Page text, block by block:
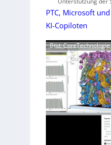
PTC, Microsoft
KI-Copiloten
Bild: